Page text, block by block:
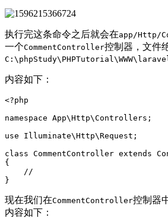
执行完这条命令之后就会在app/Http/
一个CommentController控制器，文件
内容如下：
<?php
namespace App\Http\Controllers ;
use
Illuminate\Http\Request ;
class CommentController extends
{
//
}
现在我们在CommentController控制器
内容如下：